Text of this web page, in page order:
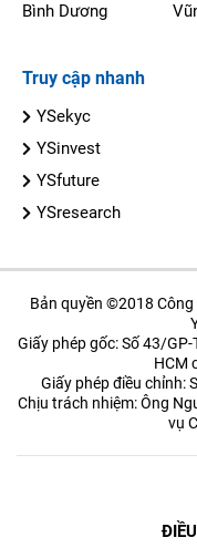
Bình Dương
Truy cập nhanh
YSekyc
YSinvest
YSfuture
YSresearch
Bản quyền ©2018
Giấy phép gốc: Số 43/
HCM
Giấy phép điều chỉnh:
Chịu trách nhiệm: Ông
vụ